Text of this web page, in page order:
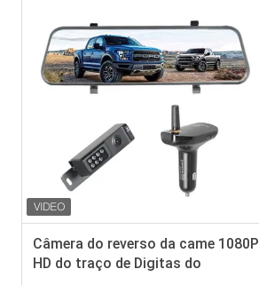
Câmera do reverso da came 1080P
HD do traço de Digitas do